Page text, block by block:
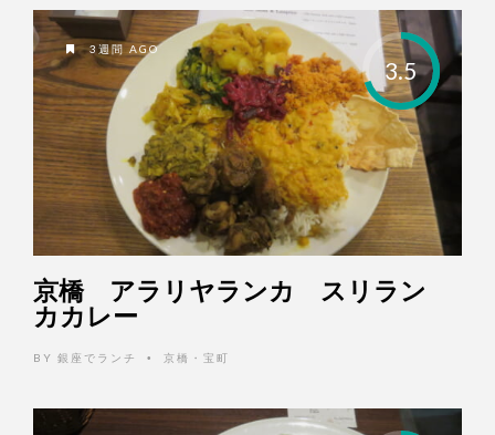
3.5
3週間 AGO
京橋 アラリヤランカ スリラン
カカレー
BY 銀座でランチ • 京橋・宝町